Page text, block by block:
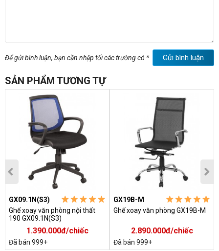
Để gửi bình luận, bạn cần nhập tối các trường có * Gửi bình luận
SẢN PHẨM TƯƠNG TỰ
GX09.1N(S3)
Ghế xoay văn phòng nội thất
190 GX09.1N(S3)
1.390.000đ/chiếc
Đã bán 999+
GX19B-M
Ghế xoay văn phòng GX19B-M
2.890.000đ/chiếc
Đã bán 999+